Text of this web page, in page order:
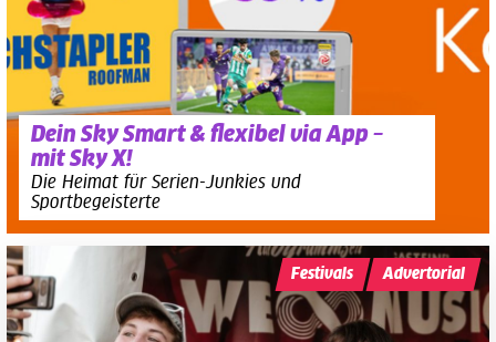
Dein Sky Smart & flexibel via App –
mit Sky X!
Die Heimat für Serien-Junkies und
Sportbegeisterte
Festivals Advertorial